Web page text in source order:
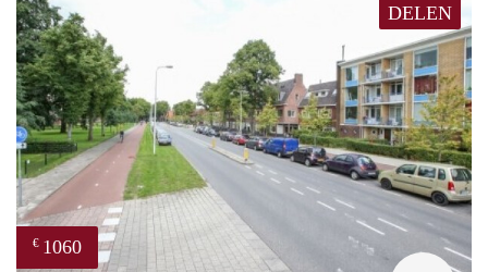
DELEN
€ 1060
rent